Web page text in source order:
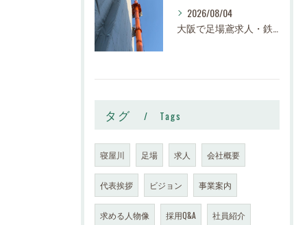
2026/08/04
タグ Tags
寝屋川 足場 求人 会社概要
代表挨拶 ビジョン 事業案内
求める人物像 採用Q&A 社員紹介